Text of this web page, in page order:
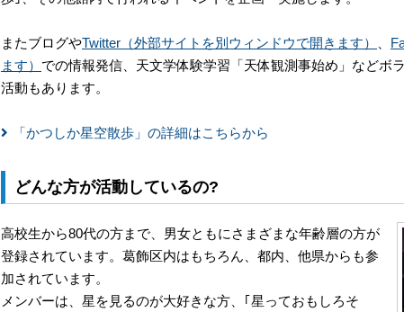
またブログやTwitter（外部サイトを別ウィンドウで開きます）
ます） での情報発信、天文学体験学習「天体観測事始め」などボ
活動もあります。
「かつしか星空散歩」の詳細はこちらから
どんな方が活動しているの?
高校生から80代の方まで、男女ともにさまざまな年齢層の方が
登録されています。葛飾区内はもちろん、都内、他県からも参
加されています。
メンバーは、星を見るのが大好きな方、｢星っておもしろそ